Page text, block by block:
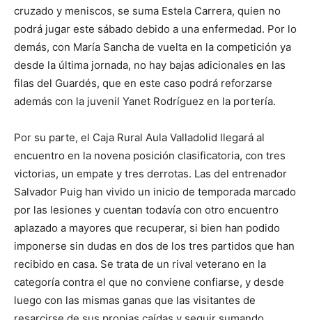
cruzado y meniscos, se suma Estela Carrera, quien no
podrá jugar este sábado debido a una enfermedad. Por lo
demás, con María Sancha de vuelta en la competición ya
desde la última jornada, no hay bajas adicionales en las
filas del Guardés, que en este caso podrá reforzarse
además con la juvenil Yanet Rodríguez en la portería.
Por su parte, el Caja Rural Aula Valladolid llegará al
encuentro en la novena posición clasificatoria, con tres
victorias, un empate y tres derrotas. Las del entrenador
Salvador Puig han vivido un inicio de temporada marcado
por las lesiones y cuentan todavía con otro encuentro
aplazado a mayores que recuperar, si bien han podido
imponerse sin dudas en dos de los tres partidos que han
recibido en casa. Se trata de un rival veterano en la
categoría contra el que no conviene confiarse, y desde
luego con las mismas ganas que las visitantes de